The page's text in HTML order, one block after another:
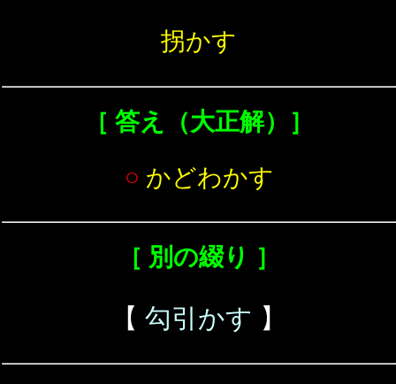
拐かす
［ 答え（大正解）］
○ かどわかす
［ 別の綴り ］
【 勾引かす 】